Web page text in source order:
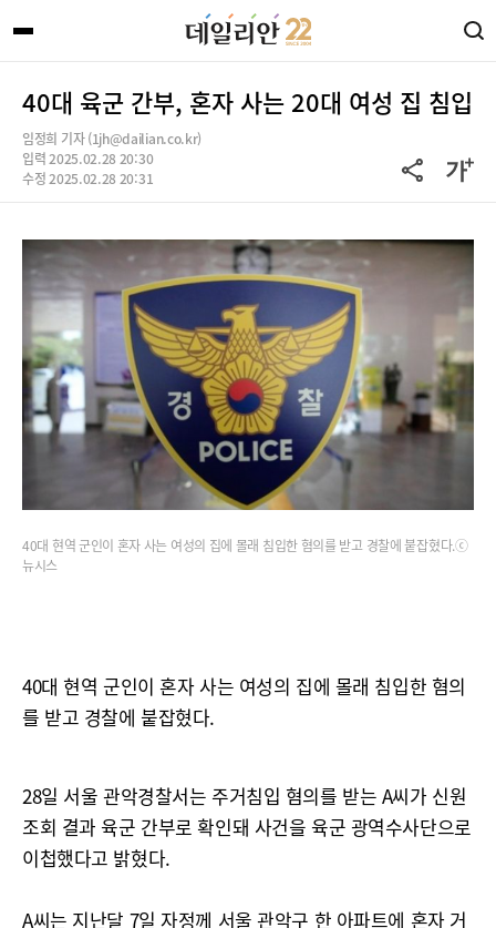
40대 육군 간부, 혼자 사는 20대 여성 집 침입
임정희 기자 (1jh@dailian.co.kr)
입력 2025.02.28 20:30
수정 2025.02.28 20:31
40대 현역 군인이 혼자 사는 여성의 집에 몰래 침입한 혐의를 받고 경찰에 붙잡혔다.ⓒ
뉴시스
40대 현역 군인이 혼자 사는 여성의 집에 몰래 침입한 혐의
를 받고 경찰에 붙잡혔다.
28일 서울 관악경찰서는 주거침입 혐의를 받는 A씨가 신원
조회 결과 육군 간부로 확인돼 사건을 육군 광역수사단으로
이첩했다고 밝혔다.
A씨는 지난달 7일 자정께 서울 관악구 한 아파트에 혼자 거